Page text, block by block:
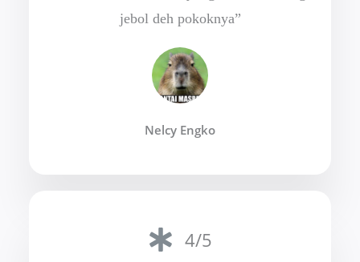
jebol deh pokoknya”
Nelcy Engko
4/5